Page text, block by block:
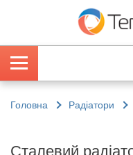
Головна Радіатори
Сталевий